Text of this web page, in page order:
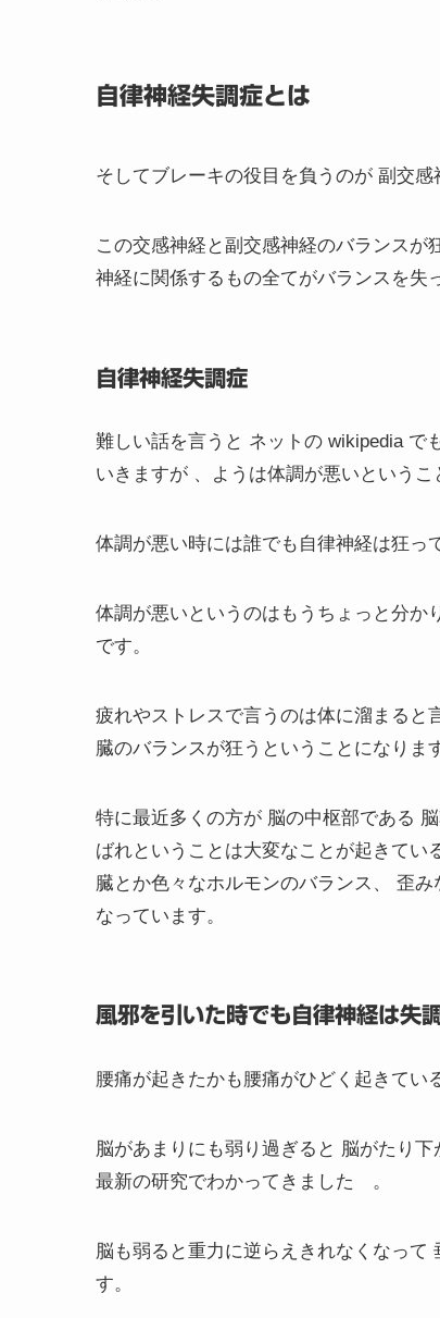
自律神経失調症とは
そしてブレーキの役目を負うのが 副交
この交感神経と副交感神経のバランス
神経に関係するもの全てがバランスを失
自律神経失調症
難しい話を言うと ネットの wikipedia で
いきますが 、ようは体調が悪いというこ
体調が悪い時には誰でも自律神経は狂っ
体調が悪いというのはもうちょっと分か
です。
疲れやストレスで言うのは体に溜まると
臓のバランスが狂うということになりま
特に最近多くの方が 脳の中枢部である
ばれということは大変なことが起きてい
臓とか色々なホルモンのバランス、 歪
なっています。
風邪を引いた時でも自律神経は失
腰痛が起きたかも腰痛がひどく起きてい
脳があまりにも弱り過ぎると 脳がたり
最新の研究でわかってきました 。
脳も弱ると重力に逆らえきれなくなって
す。